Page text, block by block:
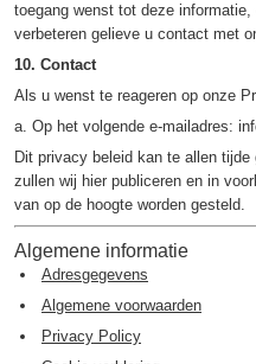
toegang wenst tot deze
verbeteren gelieve u contact met
10. Contact
Als u wenst te reageren op onze
a. Op het volgende e-mailadres:
Dit privacy beleid kan te allen
zullen wij hier publiceren en in
van op de hoogte worden gesteld.
Algemene informatie
Adresgegevens
Algemene voorwaarden
Privacy Policy